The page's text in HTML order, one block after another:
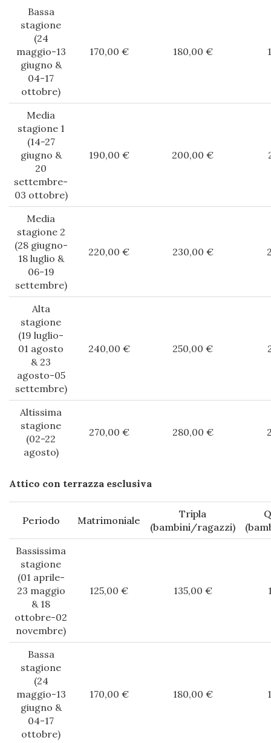
Bassa
stagione
(24
maggio-13
giugno &
04-17
ottobre)
170,00 € 180,00 €
Media
stagione 1
(14-27
giugno &
20
settembre-
03 ottobre)
190,00 € 200,00 €
Media
stagione 2
(28 giugno-
18 luglio &
06-19
settembre)
220,00 € 230,00 €
Alta
stagione
(19 luglio-
01 agosto
& 23
agosto-05
settembre)
240,00 € 250,00 €
Altissima
stagione
(02-22
agosto)
270,00 € 280,00 €
Attico con terrazza esclusiva
Periodo Matrimoniale
Tripla
(bambini/ragazzi)
Bassissima
stagione
(01 aprile-
23 maggio
& 18
ottobre-02
novembre)
125,00 € 135,00 €
Bassa
stagione
(24
maggio-13
giugno &
04-17
ottobre)
170,00 € 180,00 €